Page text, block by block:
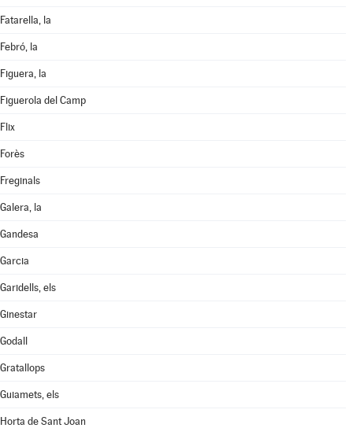
Fatarella, la
Febró, la
Figuera, la
Figuerola del Camp
Flix
Forès
Freginals
Galera, la
Gandesa
Garcia
Garidells, els
Ginestar
Godall
Gratallops
Guiamets, els
Horta de Sant Joan